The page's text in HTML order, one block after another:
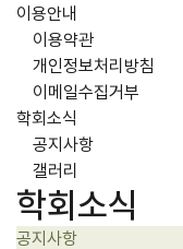
이용안내
이용약관
개인정보처리방침
이메일수집거부
학회소식
공지사항
갤러리
학회소식
공지사항